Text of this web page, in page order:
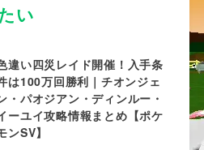
い
違い四災レイド開催！入手条
は100万回勝利｜チオンジェ
・パオジアン・ディンルー・
ーユイ攻略情報まとめ【ポケ
ンSV】